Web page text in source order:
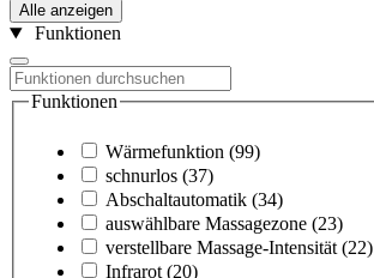
Alle anzeigen
Funktionen
Funktionen
Wärmefunktion (99)
schnurlos (37)
Abschaltautomatik (34)
auswählbare Massagezone (23)
verstellbare Massage-Intensität (22)
Infrarot (20)